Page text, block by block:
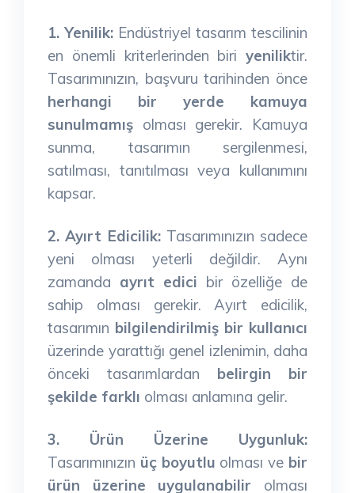
1. Yenilik: Endüstriyel tasarım tescilinin
en önemli kriterlerinden biri yeniliktir.
Tasarımınızın, başvuru tarihinden önce
herhangi bir yerde kamuya
sunulmamış olması gerekir. Kamuya
sunma, tasarımın sergilenmesi,
satılması, tanıtılması veya kullanımını
kapsar.
2. Ayırt Edicilik:Tasarımınızın sadece
yeni olması yeterli değildir. Aynı
zamanda ayrıt edici bir özelliğe de
sahip olması gerekir. Ayırt edicilik,
tasarımın bilgilendirilmiş bir kullanıcı
üzerinde yarattığı genel izlenimin, daha
önceki tasarımlardan belirgin bir
şekilde farklı olması anlamına gelir.
3. Ürün Üzerine Uygunluk:
Tasarımınızın üç boyutlu olması ve bir
ürün üzerine uygulanabilir olması